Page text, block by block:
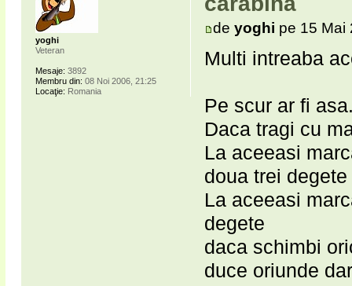
deyoghi pe 15 Mai
Multi intreaba
Pe scur ar fi
Daca tragi cu
La aceeasi
doua trei degete
La aceeasi
degete
daca schimbi
duce oriunde
yoghi
Veteran
Mesaje: 3892
Membru din: 08 Noi 2006, 21:25
Locaţie: Romania